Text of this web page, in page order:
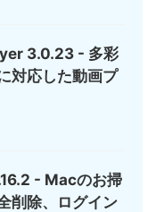
3.0.23 - 多彩
対応した動画プ
- Macのお掃
削除、ログイン